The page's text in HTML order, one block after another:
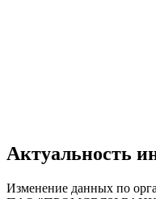
Актуальность
Изменение данных по